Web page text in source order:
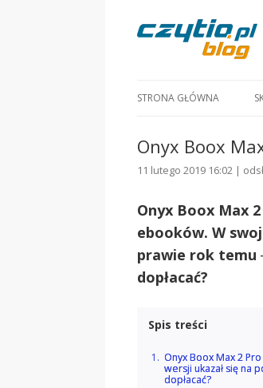
STRONA GŁÓWNA
Onyx Boox
11 lutego 2019 16:02 |
Onyx Boox Max
ebooków. W
prawie rok temu
dopłacać?
Spis treści
Onyx Boox Max 2
wersji ukazał się na
dopłacać?